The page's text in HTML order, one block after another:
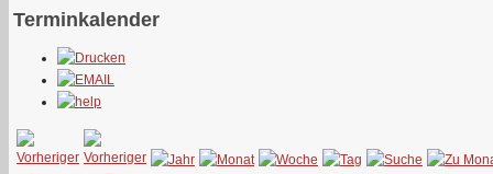
Terminkalender